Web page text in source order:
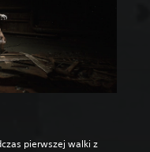
pierwszej walki z